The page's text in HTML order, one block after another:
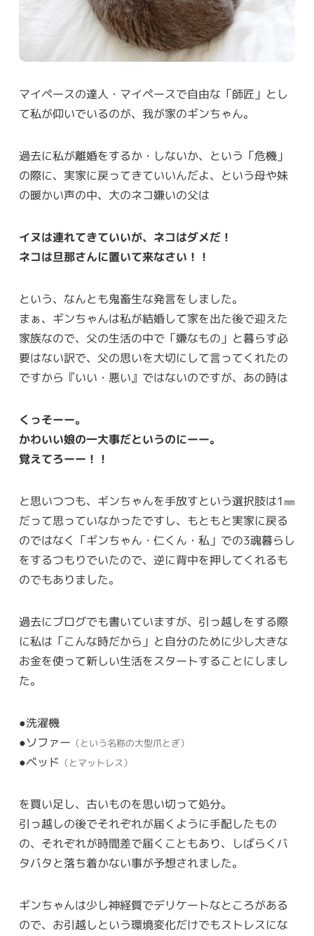
マイペースの達人・マイペースで自由な「師匠」とし
て私が仰いでいるのが、我が家のギンちゃん。
過去に私が離婚をするか・しないか、という「危機」
の際に、実家に戻ってきていいんだよ、という母や妹
の暖かい声の中、大のネコ嫌いの父は
イヌは連れてきていいが、ネコはダメだ！
ネコは旦那さんに置いて来なさい！！
という、なんとも鬼畜生な発言をしました。
まぁ、ギンちゃんは私が結婚して家を出た後で迎えた
家族なので、父の生活の中で「嫌なもの」と暮らす必
要はない訳で、父の思いを大切にして言ってくれたの
ですから『いい・悪い』ではないのですが、あの時は
くっそーー。
かわいい娘の一大事だというのにーー。
覚えてろーー！！
と思いつつも、ギンちゃんを手放すという選択肢は1㎜
だって思っていなかったですし、もともと実家に戻る
のではなく「ギンちゃん・仁くん・私」での3魂暮らし
をするつもりでいたので、逆に背中を押してくれるも
のでもありました。
過去にブログでも書いていますが、引っ越しをする際
に私は「こんな時だから」と自分のために少し大きな
お金を使って新しい生活をスタートすることにしまし
た。
●洗濯機
●ソファー （という名称の大型爪とぎ）
●ベッド （とマットレス）
を買い足し、古いものを思い切って処分。
引っ越しの後でそれぞれが届くように手配したもの
の、それぞれが時間差で届くこともあり、しばらくバ
タバタと落ち着かない事が予想されました。
ギンちゃんは少し神経質でデリケートなところがある
ので、お引越しという環境変化だけでもストレスにな